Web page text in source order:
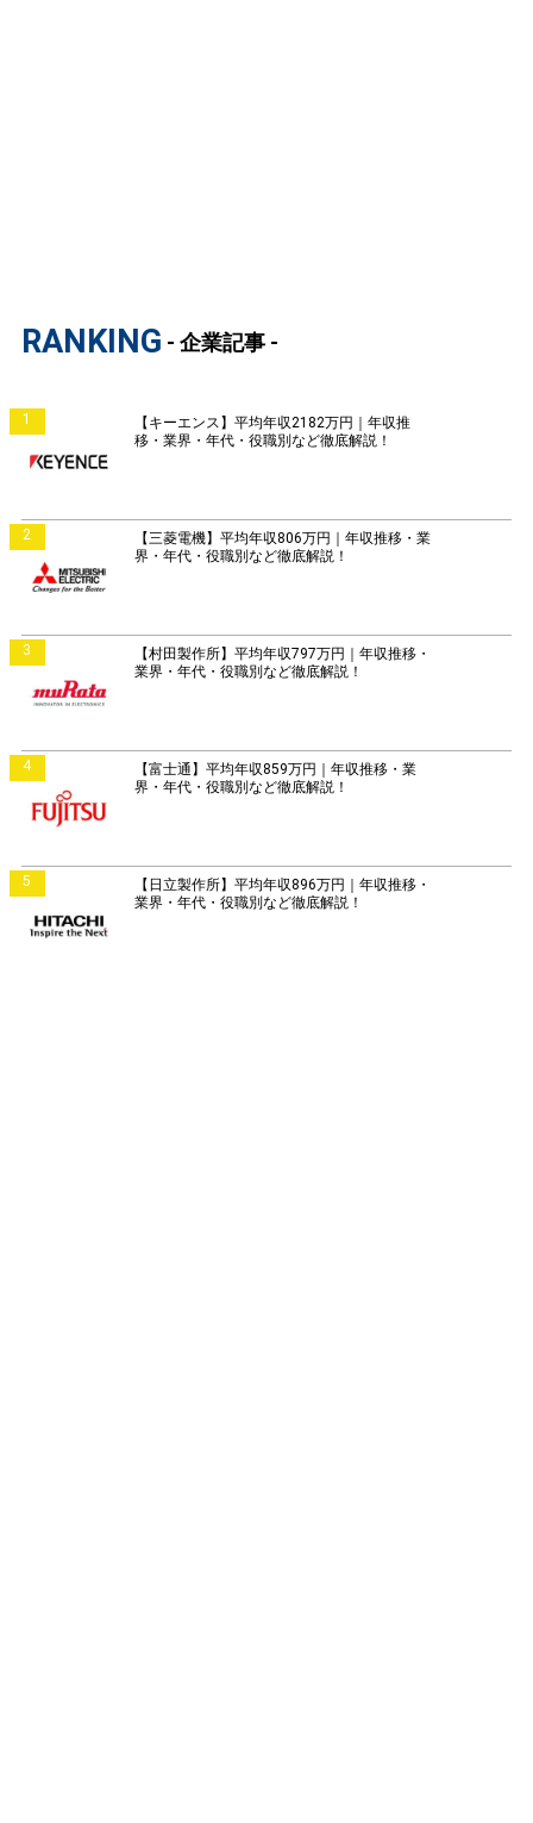
RANKING - 企業記事 -
1
【キーエンス】平均年収2182万円｜年収推
移・業界・年代・役職別など徹底解説！
2
【三菱電機】平均年収806万円｜年収推移・業
界・年代・役職別など徹底解説！
3
【村田製作所】平均年収797万円｜年収推移・
業界・年代・役職別など徹底解説！
4
【富士通】平均年収859万円｜年収推移・業
界・年代・役職別など徹底解説！
5
【日立製作所】平均年収896万円｜年収推移・
業界・年代・役職別など徹底解説！